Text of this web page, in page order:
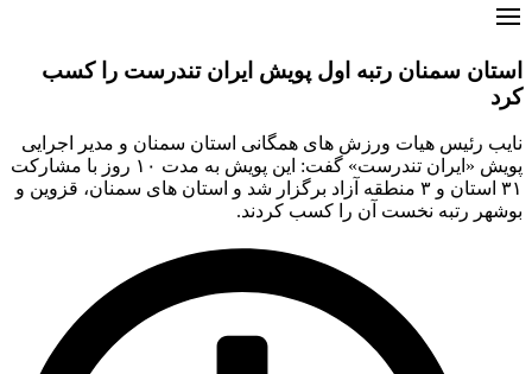
استان سمنان رتبه اول پویش ایران تندرست را کسب
کرد
نایب رئیس هیات ورزش های همگانی استان سمنان و مدیر اجرایی
پویش «ایران تندرست» گفت: این پویش به مدت ۱۰ روز با مشارکت
۳۱ استان و ۳ منطقه آزاد برگزار شد و استان های سمنان، قزوین و
بوشهر رتبه نخست آن را کسب کردند.